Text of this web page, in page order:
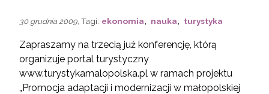
30 grudnia 2009 , Tagi: ekonomia nauka turystyka
Zapraszamy na trzecią już konferencję, którą
organizuje portal turystyczny
www.turystykamalopolska.pl w ramach projektu
„Promocja adaptacji i modernizacji w małopolskiej